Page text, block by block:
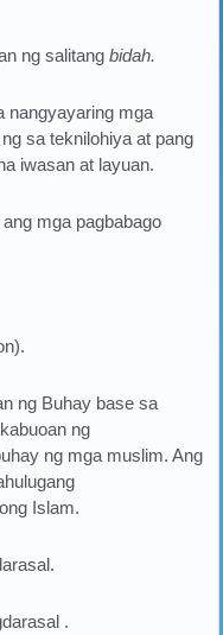
ng salitang bidah.
nangyayaring mga
sa teknilohiya at pang
iwasan at layuan.
mga pagbabago
ng Buhay base sa
ng
ng mga muslim. Ang
Islam.
.